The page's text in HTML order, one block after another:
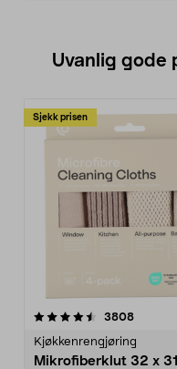
Uvanlig gode
Sjekk prisen
3808
Kjøkkenrengjøring
Mikrofiberklut 32 x
4.5av 5 stjerner